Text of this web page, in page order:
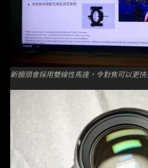
新鏡頭會採用雙線性馬達，令對焦可以更快